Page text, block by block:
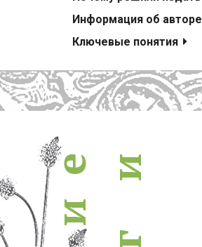
Информация об авторе
Ключевые понятия
и
е
г
и